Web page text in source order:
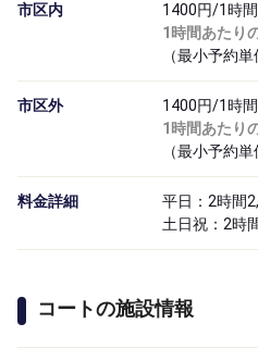
市区内
1400円/1時間
1時間あたり
（最小予約
市区外
1400円/1時間
1時間あたり
（最小予約
料金詳細
平日：2時間
土日祝：2時
コートの施設情報